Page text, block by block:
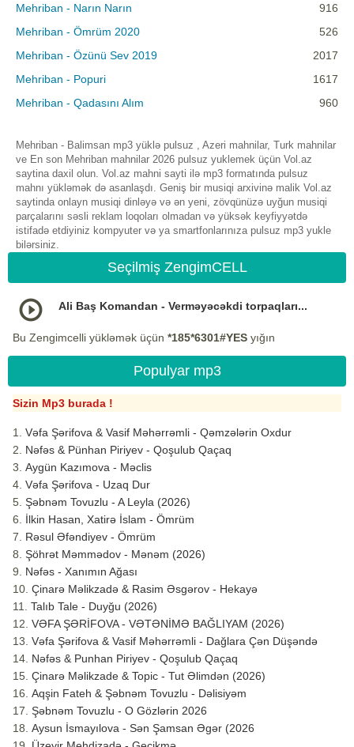
Mehriban - Narın Narın
916
Mehriban - Ömrüm 2020
526
Mehriban - Özünü Sev 2019
2017
Mehriban - Popuri
1617
Mehriban - Qadasını Alım
960
Mehriban - Balimsan mp3 yüklə pulsuz , Azeri mahnilar, Turk mahnilar
ve En son Mehriban mahnilar 2026 pulsuz yuklemek üçün Vol.az
saytina daxil olun. Vol.az mahni sayti ilə mp3 formatında pulsuz
mahnı yükləmək də asanlaşdı. Geniş bir musiqi arxivinə malik Vol.az
saytinda onlayn musiqi dinləyə və ən yeni, zövqünüzə uyğun musiqi
parçalarını səsli reklam loqoları olmadan və yüksək keyfiyyətdə
istifadə etdiyiniz kompyuter və ya smartfonlarınıza pulsuz mp3 yukle
bilərsiniz.
Seçilmiş ZengimCELL
Ali Baş Komandan - Verməyəcəkdi torpaqları...
Bu Zengimcelli yükləmək üçün *185*6301#YES yığın
Populyar mp3
Sizin Mp3 burada !
Vəfa Şərifova & Vasif Məhərrəmli - Qəmzələrin Oxdur
Nəfəs & Pünhan Piriyev - Qoşulub Qaçaq
Aygün Kazımova - Məclis
Vəfa Şərifova - Uzaq Dur
Şəbnəm Tovuzlu - A Leyla (2026)
İlkin Hasan, Xatirə İslam - Ömrüm
Rəsul Əfəndiyev - Ömrüm
Şöhrət Məmmədov - Mənəm (2026)
Nəfəs - Xanımın Ağası
Çinarə Məlikzadə & Rasim Əsgərov - Hekayə
Talıb Tale - Duyğu (2026)
VƏFA ŞƏRİFOVA - VƏTƏNİMƏ BAĞLIYAM (2026)
Vəfa Şərifova & Vasif Məhərrəmli - Dağlara Çən Düşəndə
Nəfəs & Punhan Piriyev - Qoşulub Qaçaq
Çinarə Məlikzade & Topic - Tut Əlimdən (2026)
Aqşin Fateh & Şəbnəm Tovuzlu - Dəlisiyəm
Şəbnəm Tovuzlu - O Gözlərin 2026
Aysun İsmayılova - Sən Şamsan Əgər (2026